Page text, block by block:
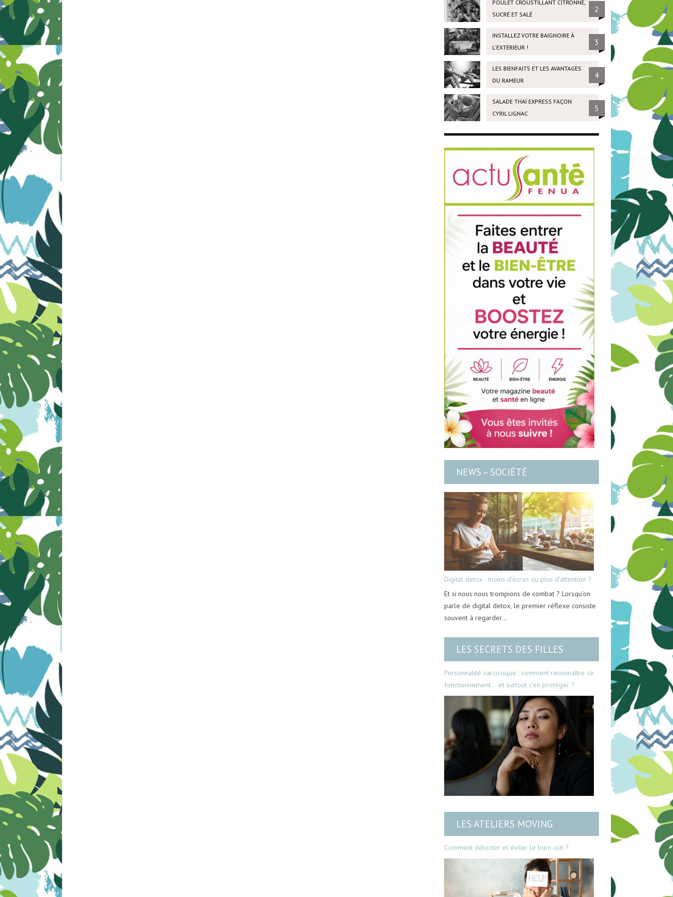
POULET CROUSTILLANT CITRONNÉ,
SUCRÉ ET SALÉ
2
INSTALLEZ VOTRE BAIGNOIRE À
L'EXTÉRIEUR !
3
LES BIENFAITS ET LES AVANTAGES
DU RAMEUR
4
SALADE THAÏ EXPRESS FAÇON
CYRIL LIGNAC
5
NEWS – SOCIÉTÉ
Digital detox : moins d’écran ou plus d’attention ?
Et si nous nous trompions de combat ? Lorsqu’on
parle de digital detox, le premier réflexe consiste
souvent à regarder…
LES SECRETS DES FILLES
Personnalité narcissique : comment reconnaître ce
fonctionnement… et surtout s’en protéger ?
LES ATELIERS MOVING
Comment détecter et éviter le burn-out ?